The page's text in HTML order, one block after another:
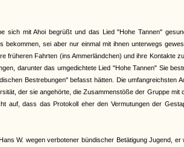
mit Ahoi begrüßt und das Lied "Hohe Tannen"
sei aber nur einmal mit ihnen unterwegs
früheren Fahrten (ins Ammerländchen) und ihre Kontakte
darunter das umgedichtete Lied "Hohe Tannen" Sie
Bestrebungen" befasst hätten. Die umfangreichsten
der sie angehörte, die Zusammenstöße der Gruppe mit
auf, dass das Protokoll eher den Vermutungen der
W. wegen verbotener bündischer Betätigung Jugend,